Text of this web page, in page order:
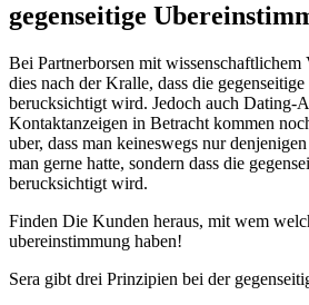
gegenseitige
Bei Partnerborsen mit
dies nach der Kralle, dass die
berucksichtigt wird. Jedoch auch Dating-
Kontaktanzeigen in Betracht kommen
uber, dass man keineswegs nur
man gerne hatte, sondern dass die
berucksichtigt wird.
Finden Die Kunden heraus, mit wem
ubereinstimmung haben!
Sera gibt drei Prinzipien bei der